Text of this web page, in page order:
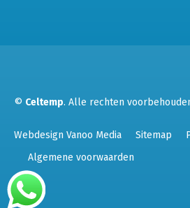
© Celtemp. Alle rechten
Webdesign Vanoo Media Sitemap
Algemene voorwaarden